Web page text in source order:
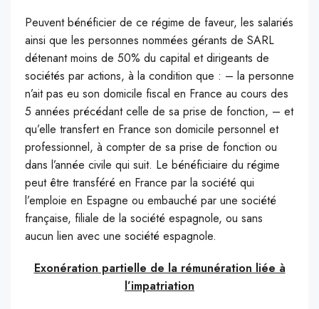
Peuvent bénéficier de ce régime de faveur, les salariés
ainsi que les personnes nommées gérants de SARL
détenant moins de 50% du capital et dirigeants de
sociétés par actions, à la condition que : – la personne
n’ait pas eu son domicile fiscal en France au cours des
5 années précédant celle de sa prise de fonction, – et
qu’elle transfert en France son domicile personnel et
professionnel, à compter de sa prise de fonction ou
dans l’année civile qui suit. Le bénéficiaire du régime
peut être transféré en France par la société qui
l’emploie en Espagne ou embauché par une société
française, filiale de la société espagnole, ou sans
aucun lien avec une société espagnole.
Exonération partielle de la rémunération liée à
l’impatriation